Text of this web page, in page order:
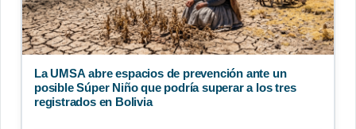
La UMSA abre espacios de prevención ante un
posible Súper Niño que podría superar a los tres
registrados en Bolivia